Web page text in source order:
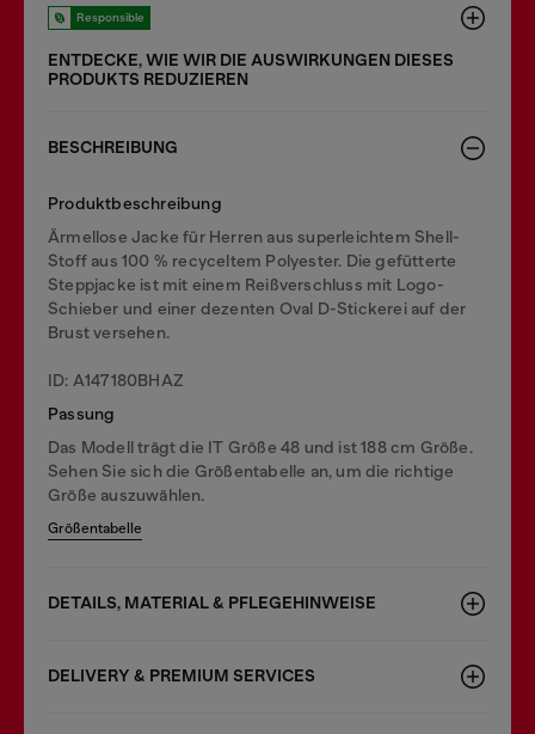
Responsible
ENTDECKE, WIE WIR DIE AUSWIRKUNGEN DIESES
PRODUKTS REDUZIEREN
BESCHREIBUNG
Produktbeschreibung
Ärmellose Jacke für Herren aus superleichtem Shell-
Stoff aus 100 % recyceltem Polyester. Die gefütterte
Steppjacke ist mit einem Reißverschluss mit Logo-
Schieber und einer dezenten Oval D-Stickerei auf der
Brust versehen.
ID: A147180BHAZ
Passung
Das Modell trägt die IT Größe 48 und ist 188 cm Größe.
Sehen Sie sich die Größentabelle an, um die richtige
Größe auszuwählen.
Größentabelle
DETAILS, MATERIAL & PFLEGEHINWEISE
DELIVERY & PREMIUM SERVICES